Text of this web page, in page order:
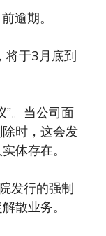
逾期。
将于3月底到
”。当公司面
时，这会发
体存在。
发行的强制
散业务。